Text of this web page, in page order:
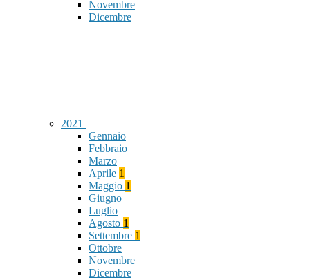
Novembre
Dicembre
2021
Gennaio
Febbraio
Marzo
Aprile 1
Maggio 1
Giugno
Luglio
Agosto 1
Settembre 1
Ottobre
Novembre
Dicembre